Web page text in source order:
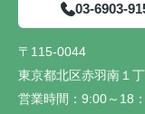
03-6903-
〒115-0044
東京都北区赤羽南１
営業時間： 9:00～18